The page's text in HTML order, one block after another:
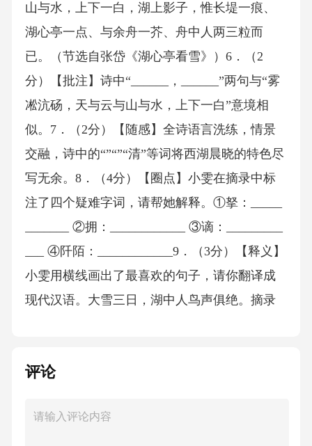
山与水，上下一白，湖上影子，惟长堤一痕、
湖心亭一点、与余舟一芥、舟中人两三粒而
已。（节选自张岱《湖心亭看雪》）6．（2
分）【批注】诗中“______，______”两句与“雾
凇沆砀，天与云与山与水，上下一白”意境相
似。7．（2分）【随感】全诗语言洗练，情景
交融，诗中的“”“”“清”等词将西湖晨晓的特色尽
写无余。8．（4分）【圈点】小雯在摘录中标
注了四个疑难字词，请帮她解释。①拏：_____
_______ ②拥：____________ ③谪：_________
___ ④阡陌：____________9．（3分）【释义】
小雯用横线画出了最喜欢的句子，请你翻译成
现代汉语。大雪三日，湖中人鸟声俱绝。摘录
家，所云：“独寻寒水渡，欲趁夕阳还”，“细数
州，布衣芒屦，出入阡陌，每数日，辄一泛舟
评论